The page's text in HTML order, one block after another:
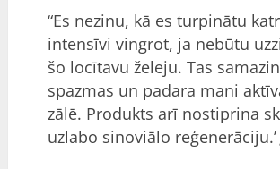
“Es nezinu, kā es turpinātu
intensīvi vingrot, ja nebūtu
šo locītavu želeju. Tas
spazmas un padara mani
zālē. Produkts arī nostiprina
uzlabo sinoviālo reģenerāciju.’